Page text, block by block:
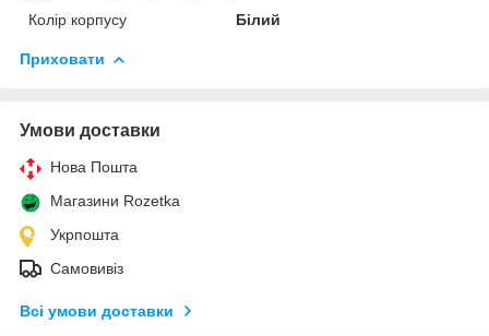
Колір корпусу
Білий
Приховати
Умови доставки
Нова Пошта
Магазини Rozetka
Укрпошта
Самовивіз
Всі умови доставки